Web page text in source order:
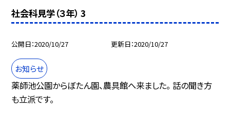
社会科見学（３年） 3
公開日 2020/10/27 更新日 2020/10/27
お知らせ
薬師池公園からぼたん園、農具館へ来ました。 話の聞き方
も立派です。